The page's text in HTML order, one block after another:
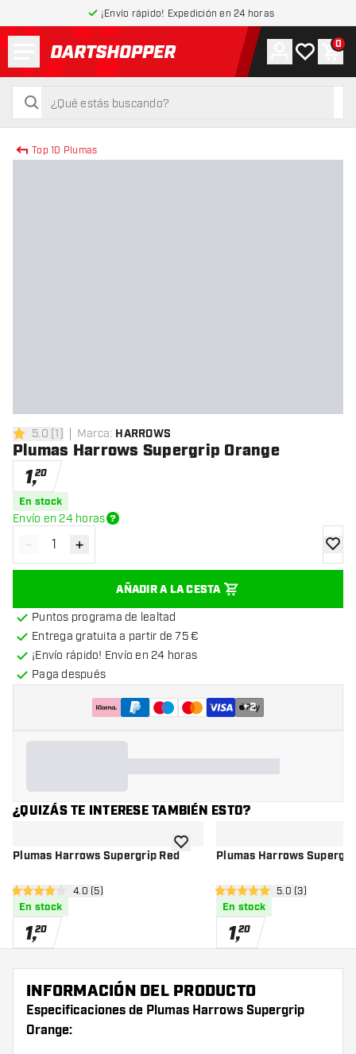
¡Envío rápido! Expedición en 24 horas
volver a la página de inicio
buscar
buscar
Cuenta
Mi lista de
0
Top 10 Plumas
5 estrellas de puntuación
5.0 [1] Marca: HARROWS
Plumas Harrows Supergrip Orange
1,20
En stock
Envío en 24 horas
Disminuir cantidad
- Aumentar cantidad
+
AÑADIR A LA CESTA
Puntos programa de lealtad
Entrega gratuita a partir de 75 €
¡Envío rápido! Envío en 24 horas
Paga después
+2
¿QUIZÁS TE INTERESE TAMBIÉN ESTO?
Plumas Harrows Supergrip Red
abrir panel de reseñas
4 estrellas de puntuación
4.0 (5)
En stock
1,20
añadir a la lista de deseos
Plumas Harrows
abrir panel de
5 estrellas de puntuación
5.0 (3)
En stock
1,20
INFORMACIÓN DEL PRODUCTO
Especificaciones de Plumas Harrows Supergrip
Orange: